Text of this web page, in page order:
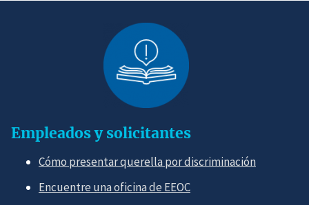
Empleados y solicitantes
Cómo presentar querella por discriminación
Encuentre una oficina de EEOC